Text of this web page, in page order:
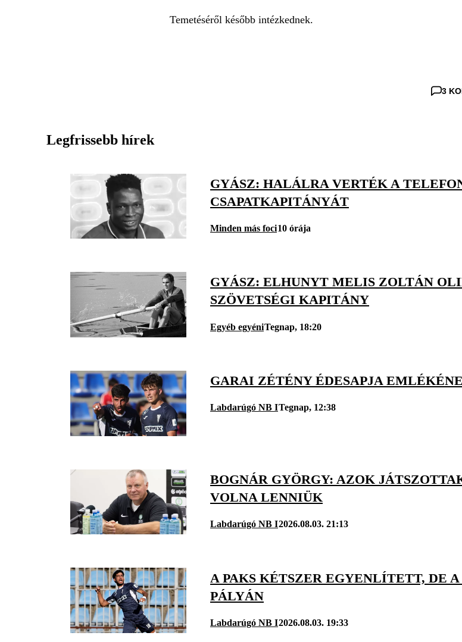
Temetéséről később intézkednek.
3
Legfrissebb hírek
GYÁSZ: HALÁLRA VERTÉK A
CSAPATKAPITÁNYÁT
Minden más foci10 órája
GYÁSZ: ELHUNYT MELIS ZOLTÁN
SZÖVETSÉGI KAPITÁNY
Egyéb egyéniTegnap, 18:20
GARAI ZÉTÉNY ÉDESAPJA
Labdarúgó NB ITegnap, 12:38
BOGNÁR GYÖRGY: AZOK
VOLNA LENNIÜK
Labdarúgó NB I2026.08.03. 21:13
A PAKS KÉTSZER EGYENLÍTETT, DE
PÁLYÁN
Labdarúgó NB I2026.08.03. 19:33